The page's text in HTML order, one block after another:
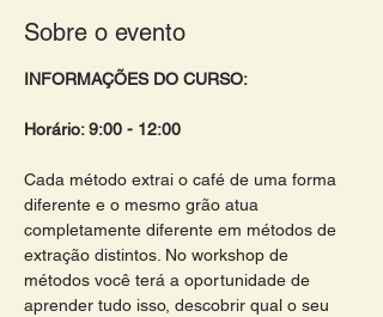
Sobre o evento
INFORMAÇÕES DO CURSO:
Horário: 9:00 - 12:00
Cada método extrai o café de uma forma
diferente e o mesmo grão atua
completamente diferente em métodos de
extração distintos. No workshop de
métodos você terá a oportunidade de
aprender tudo isso, descobrir qual o seu